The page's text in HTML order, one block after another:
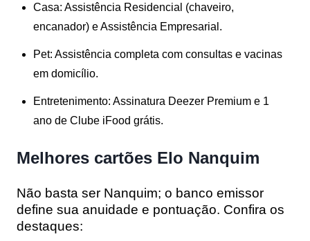
Casa: Assistência Residencial (chaveiro,
encanador) e Assistência Empresarial.
Pet: Assistência completa com consultas e vacinas
em domicílio.
Entretenimento: Assinatura Deezer Premium e 1
ano de Clube iFood grátis.
Melhores cartões Elo Nanquim
Não basta ser Nanquim; o banco emissor
define sua anuidade e pontuação. Confira os
destaques: